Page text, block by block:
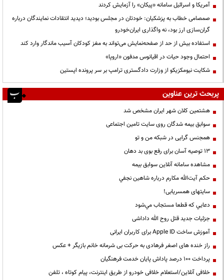
آمریکا و اسرائیل سامانه «پیکان» را آزمایش کردند
صمصامی خطاب به پزشکیان: خودتان در مجلس بودید؛ دیدید انتقادات نمایندگان درباره
گران‌سازی ارز بود، نه واگذاری ایران‌خودرو
استفاده بیش از حد از صفحه‌نمایش می‌تواند به مغز کودکان آسیب ماندگار وارد کند
احتمال وجود حیات در اقیانوس مدفون «اروپا»
شکایت نیومکزیکو از وزارت دادگستری ترامپ بر سر پرونده اپستین
پربحث ترین عناوین
هشتمین کلان شهر ایران مشخص شد
سوابق بیمه شدگان روی سایت تامین اجتماعی
همجنس گرایی در شبکه من و تو
13 توصیه آسان برای رفع بوی بد دهان
مشاهده سامانه آنلاين سوابق بیمه
حكم آيت‌الله مكارم درباره شاهين نجفي
سایتهای همسریابی!
دعايي كه قطعا مستجاب مي‌شود
جزئیات جدید قتل روح الله داداشی
آموزش ساخت Apple ID برای کاربران ایرانی
راز خنده های اصغر فرهادی به حرکت بی شرمانه خانم بازیگر + عکس
پرداخت ۱۰۰ درصد پاداش پایان خدمت فرهنگیان
خلافی آنلاین/استعلام خلافی خودرو از طریق اینترنت، پیام کوتاه ، تلفن